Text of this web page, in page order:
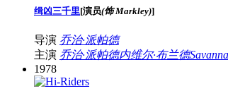
缉凶三千里[演员(饰 Markley)]
导演 乔治·派帕德
主演 乔治·派帕德内维尔·布兰德
1978